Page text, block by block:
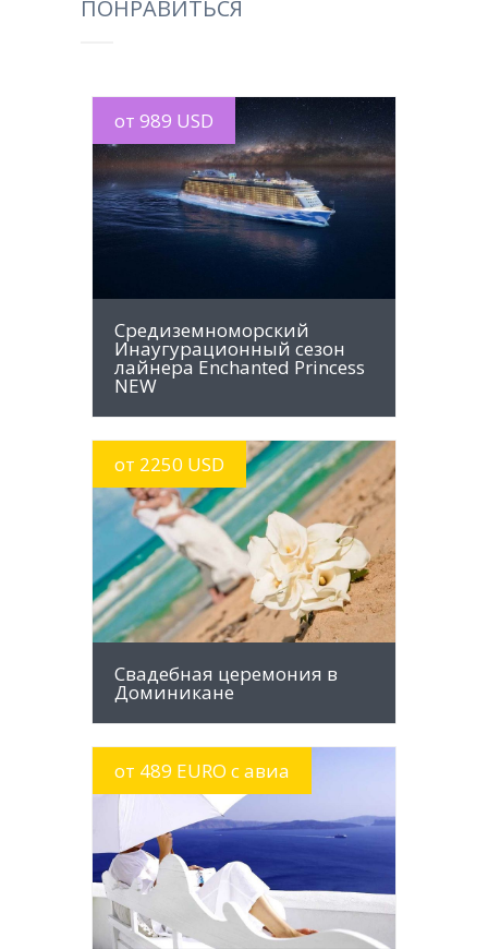
ПОНРАВИТЬСЯ
от 989 USD
MORE INFO
Средиземноморский
Инаугурационный сезон
лайнера Enchanted Princess
NEW
от 2250 USD
УЗНАТЬ
Свадебная церемония в
Доминикане
от 489 EURO с авиа
MORE INFO